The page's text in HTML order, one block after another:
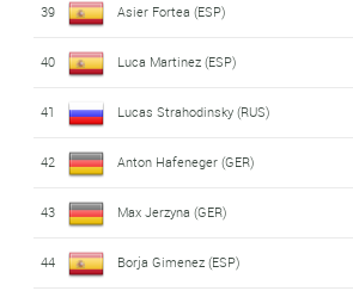
39 Asier Fortea (ESP)
40 Luca Martinez (ESP)
41 Lucas Strahodinsky (RUS)
42 Anton Hafeneger (GER)
43 Max Jerzyna (GER)
44 Borja Gimenez (ESP)